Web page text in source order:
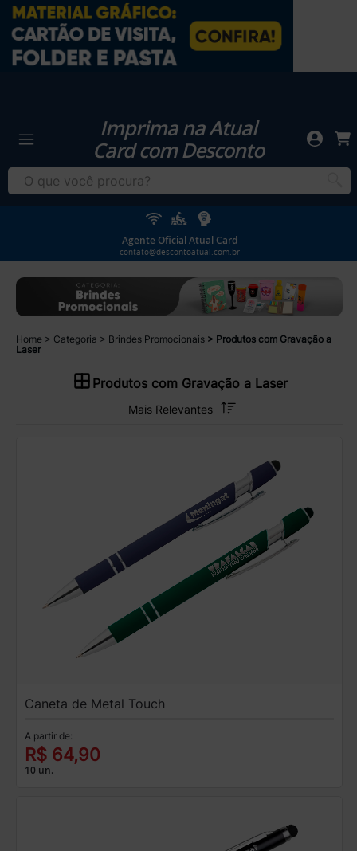
Imprima na Atual
Card com Desconto
Agente Oficial Atual Card
contato@descontoatual.com.br
Home Categoria Brindes Promocionais
Produtos com Gravação a
Laser
Produtos com Gravação a Laser
Caneta de Metal Touch
A partir de:
R$ 64,90
10 un.